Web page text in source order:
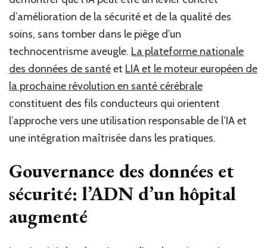
d’amélioration de la sécurité et de la qualité des
soins, sans tomber dans le piège d’un
technocentrisme aveugle. La plateforme nationale
des données de santéet LIA et le moteur européen de
la prochaine révolution en santé cérébrale
constituent des fils conducteurs qui orientent
l’approche vers une utilisation responsable de l’IA et
une intégration maîtrisée dans les pratiques.
Gouvernance des données et
sécurité: l’ADN d’un hôpital
augmenté